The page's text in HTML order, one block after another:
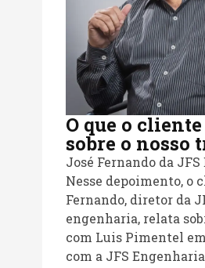
O que o
sobre o nosso
José Fernando da
Nesse depoimento, o
Fernando, diretor da
engenharia, relata
com Luis Pimentel
com a JFS